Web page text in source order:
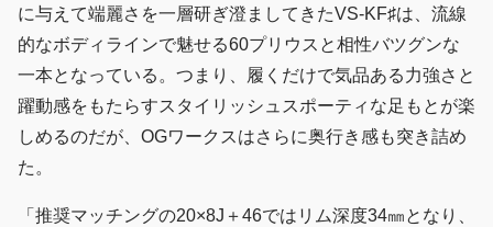
に与えて端麗さを一層研ぎ澄ましてきたVS‐KF♯は、流線
的なボディラインで魅せる60プリウスと相性バツグンな
一本となっている。つまり、履くだけで気品ある力強さと
躍動感をもたらすスタイリッシュスポーティな足もとが楽
しめるのだが、OGワークスはさらに奥行き感も突き詰め
た。
「推奨マッチングの20×8J＋46ではリム深度34㎜となり、